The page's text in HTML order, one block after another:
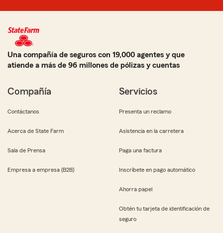
Una compañía de seguros con 19,000 agentes y que
atiende a más de 96 millones de pólizas y cuentas
Compañía
Contáctanos
Acerca de State Farm
Sala de Prensa
Empresa a empresa (B2B)
Servicios
Presenta un reclamo
Asistencia en la carretera
Paga una factura
Inscríbete en pago automático
Ahorra papel
Obtén tu tarjeta de identificación de
seguro